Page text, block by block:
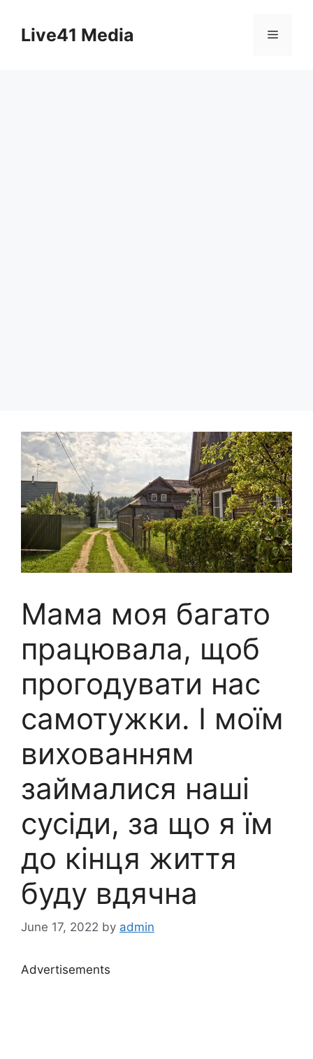
contentLive41 Media Menu
Мама моя багато
працювала, щоб
прогодувати нас
самотужки. І моїм
вихованням
займалися наші
сусіди, за що я їм
до кінця життя
буду вдячна
June 17, 2022 by admin
Advertisements